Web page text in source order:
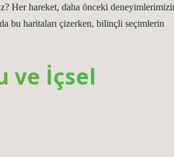
Her hareket, daha önceki
bu haritaları çizerken, bilinçli seçimlerin
ve İçsel